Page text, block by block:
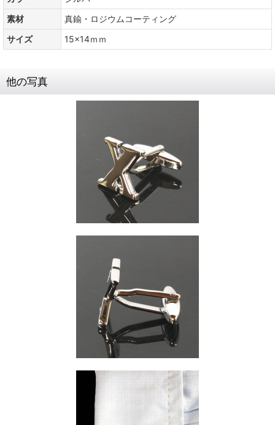
素材
真鍮・ロジウムコーティング
サイズ
15x14ｍｍ
他の写真